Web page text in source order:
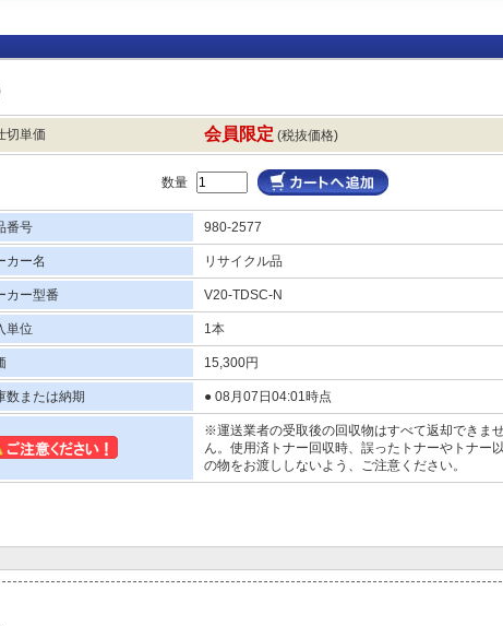
切単価 会員限定 (税抜価格)
数量
番号 980-2577
カー名 リサイクル品
カー型番 V20-TDSC-N
単位 1本
15,300円
数または納期 ● 08月07日04:01時点
※運送業者の受取後の回収物はすべて返却できま
ん。使用済トナー回収時、誤ったトナーやトナー
の物をお渡ししないよう、ご注意ください。